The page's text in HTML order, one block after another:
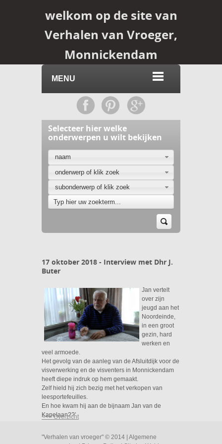
welkom op de site van
Verhalen van Vroeger,
Monnickendam
MENU
Selecteer hier welke
onderwerpen u wilt bekijken
naam
onderwerp of klik zoek
subonderwerp of klik zoek
17 oktober 2018 - Interview met Dhr J.
Buter
Jan vertelt
over zijn
jeugd aan het
Noordeinde,
in een groot
gezin, hard
werken en
veel armoede.
Het gevolg van de aanleg van de Afsluitdijk voor de
visverwerking en de visventers in Monnickendam
heeft diepe indruk op hem gemaakt.
Zelf hield hij zich bezig met het verkopen van
leesportefeuilles.
En hoe kwam hij aan de bijnaam Jan van de
Kapelaan??’
<<< Overzicht
"Verhalen van vroeger" © 2014 | Algemene